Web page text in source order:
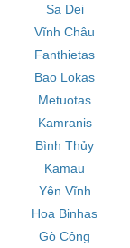
Sa Dei
Vĩnh Châu
Fanthietas
Bao Lokas
Metuotas
Kamranis
Bình Thủy
Kamau
Yên Vĩnh
Hoa Binhas
Gò Công